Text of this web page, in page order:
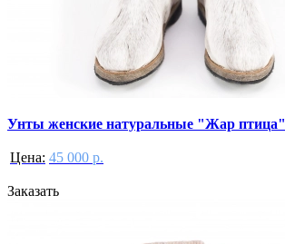
Унты женские натуральные "Жар птица"
Цена: 45 000 р.
Заказать